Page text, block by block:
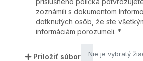
príslušného políčka
zoznámili s dokumentom
dotknutých osôb, že ste
informáciám porozumeli.*
Priložiť súbor